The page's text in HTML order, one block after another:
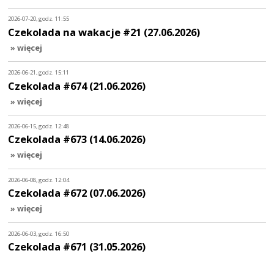
2026-07-20, godz. 11:55
Czekolada na wakacje #21 (27.06.2026)
» więcej
2026-06-21, godz. 15:11
Czekolada #674 (21.06.2026)
» więcej
2026-06-15, godz. 12:48
Czekolada #673 (14.06.2026)
» więcej
2026-06-08, godz. 12:04
Czekolada #672 (07.06.2026)
» więcej
2026-06-03, godz. 16:50
Czekolada #671 (31.05.2026)